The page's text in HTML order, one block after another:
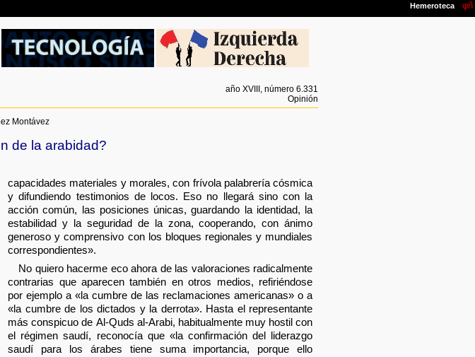
año XVIII, número 6.331
Opinión
Montávez
de la arabidad?
capacidades materiales y morales, con frívola palabrería cósmica
y difundiendo testimonios de locos. Eso no llegará sino con la
acción común, las posiciones únicas, guardando la identidad, la
estabilidad y la seguridad de la zona, cooperando, con ánimo
generoso y comprensivo con los bloques regionales y mundiales
correspondientes».
No quiero hacerme eco ahora de las valoraciones radicalmente
contrarias que aparecen también en otros medios, refiriéndose
por ejemplo a «la cumbre de las reclamaciones americanas» o a
«la cumbre de los dictados y la derrota». Hasta el representante
más conspicuo de Al-Quds al-Arabi, habitualmente muy hostil con
el régimen saudí, reconocía que «la confirmación del liderazgo
saudí para los árabes tiene suma importancia, porque ello